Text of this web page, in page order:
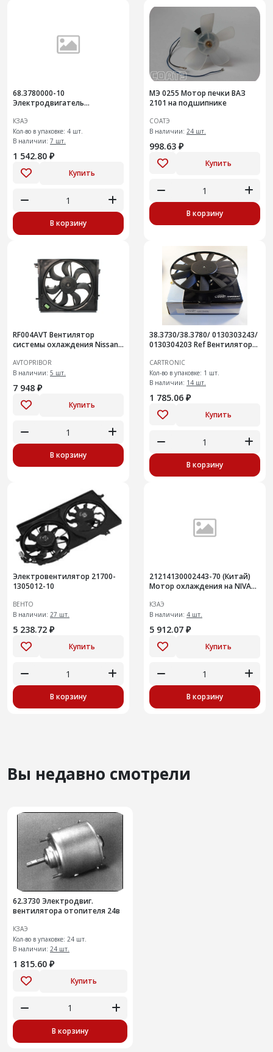
68.3780000-10
Электродвигатель
КЗАЭ
Кол-во в упаковке: 4 шт.
В наличии: 7 шт.
1 542.80 ₽
Купить
В корзину
МЭ 0255 Мотор печки ВАЗ
2101 на подшипнике
СОАТЭ
В наличии: 24 шт.
998.63 ₽
Купить
В корзину
RF004AVT Вентилятор
системы охлаждения Nissan
AVTOPRIBOR
В наличии: 5 шт.
7 948 ₽
Купить
В корзину
38.3730/38.3780/ 0130303243/
0130304203 Ref Вентилятор
CTR0101472
CARTRONIC
Кол-во в упаковке: 1 шт.
В наличии: 14 шт.
1 785.06 ₽
Купить
В корзину
Электровентилятор 21700-
1305012-10
ВЕНТО
В наличии: 27 шт.
5 238.72 ₽
Купить
В корзину
21214130002443-70 (Китай)
Мотор охлаждения на NIVA
КЗАЭ
В наличии: 4 шт.
5 912.07 ₽
Купить
В корзину
Вы недавно смотрели
62.3730 Электродвиг.
вентилятора отопителя 24в
КЗАЭ
Кол-во в упаковке: 24 шт.
В наличии: 24 шт.
1 815.60 ₽
Купить
В корзину